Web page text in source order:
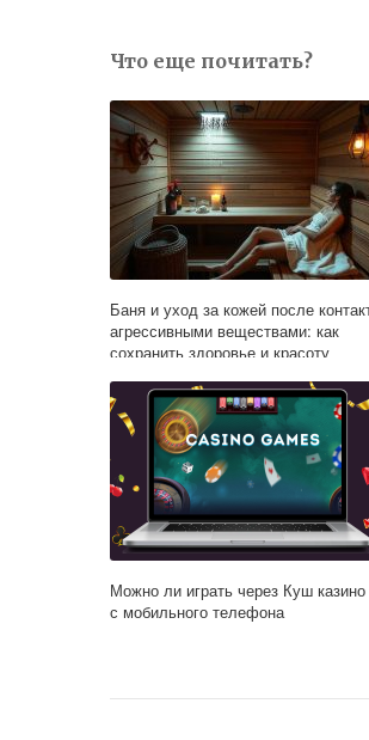
Что еще почитать?
Баня и уход за кожей после
агрессивными веществами: как
сохранить здоровье и красоту
Можно ли играть через Куш казино
с мобильного телефона